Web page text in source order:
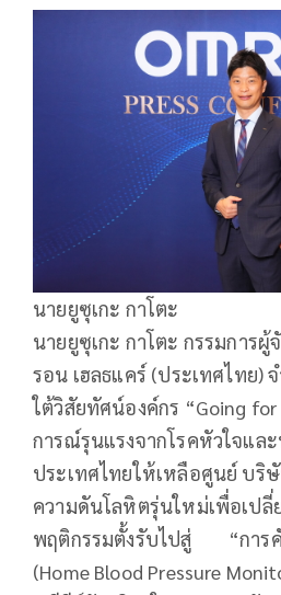
นายยูซุเกะ กาโตะ
นายยูซุเกะ กาโตะ กรรมการ
รอน เฮลธแคร์ (ประเทศไทย)
ใต้วิสัยทัศน์องค์กร “Going
การณ์รุนแรงจากโรคหัวใจแล
ประเทศไทยให้เหลือศูนย์ บริ
ความดันโลหิตรุ่นใหม่เพื่อเปลี่
พฤติกรรมตั้งรับไปสู่ “การคั
(Home Blood Pressure